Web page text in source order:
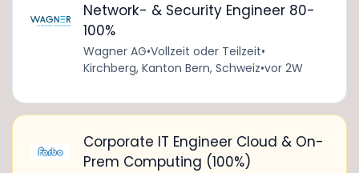
Network- & Security Engineer 80-
100%
Wagner AG•Vollzeit oder Teilzeit•
Kirchberg, Kanton Bern, Schweiz•vor 2W
Corporate IT Engineer Cloud & On-
Prem Computing (100%)